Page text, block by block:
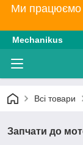
Ми працюємо
Mechanikus
Всі товари
Запчати до